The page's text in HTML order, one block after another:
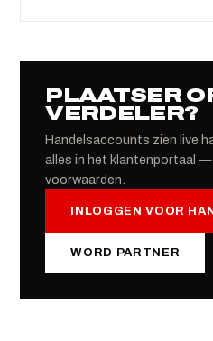
PLAATSER
VERDELER?
Handelsaccounts zien live
alles in het klantenportaal —
voorwaarden.
INLOGGEN VOOR
WORD PARTNER